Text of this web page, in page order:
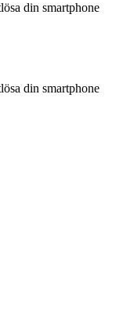
din smartphone
din smartphone